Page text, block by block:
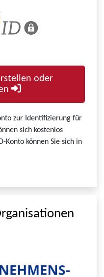
oder
zur Identifizierung für
sich kostenlos
können Sie sich in